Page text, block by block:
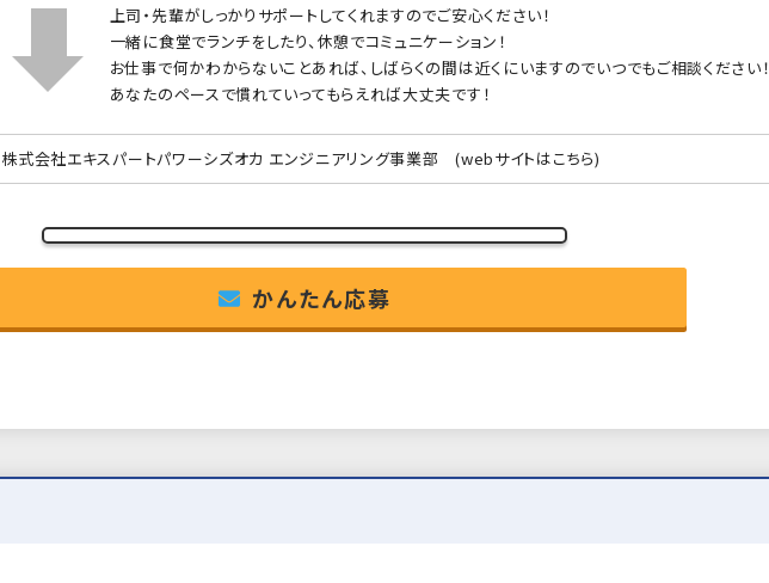
上司・先輩がしっかりサポートしてくれますのでご安心ください！
一緒に食堂でランチをしたり、休憩でコミュニケーション！
お仕事で何かわからないことあれば、しばらくの間は近くにいますのでいつでもご相談ください！
あなたのペースで慣れていってもらえれば大丈夫です！
株式会社エキスパートパワーシズオカ エンジニアリング事業部(webサイトはこちら)
かんたん応募